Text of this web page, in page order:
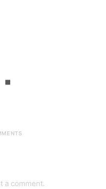
a comment.